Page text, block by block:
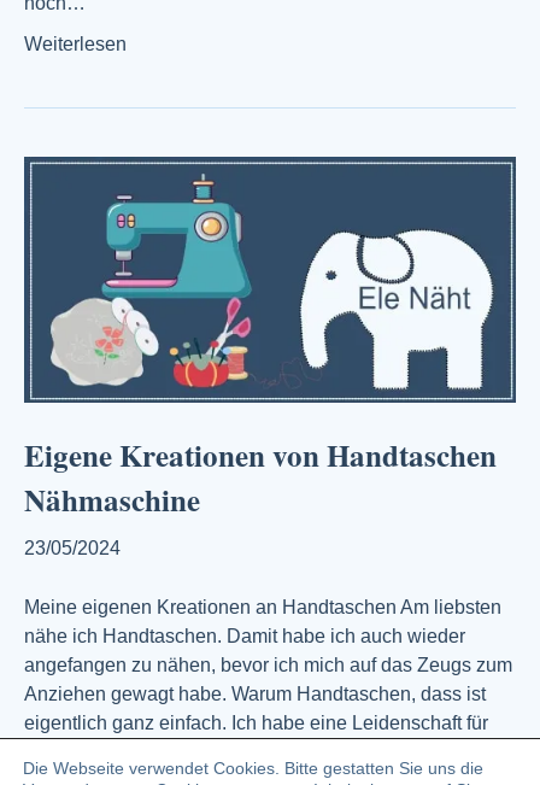
Weiterlesen
Eigene Kreationen von Handtaschen
Nähmaschine
23/05/2024
Meine eigenen Kreationen an Handtaschen Am liebsten
nähe ich Handtaschen. Damit habe ich auch wieder
angefangen zu nähen, bevor ich mich auf das Zeugs zum
Anziehen gewagt habe. Warum Handtaschen, dass ist
eigentlich ganz einfach. Ich habe eine Leidenschaft für
habe ich nie die richtige und für…
Die Webseite verwendet Cookies. Bitte gestatten Sie uns die